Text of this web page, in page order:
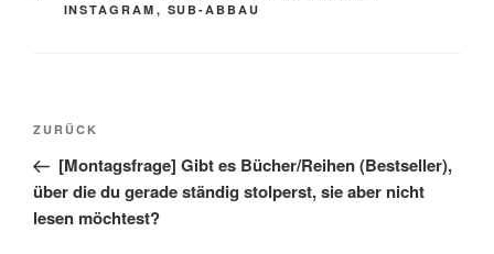
INSTAGRAM , SUB-ABBAU
Beitragsnavigation
Vorheriger
Beitrag
ZURÜCK
[Montagsfrage] Gibt es Bücher/Reihen (Bestseller),
über die du gerade ständig stolperst, sie aber nicht
lesen möchtest?